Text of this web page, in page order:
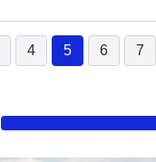
4 5
(current)
6 7